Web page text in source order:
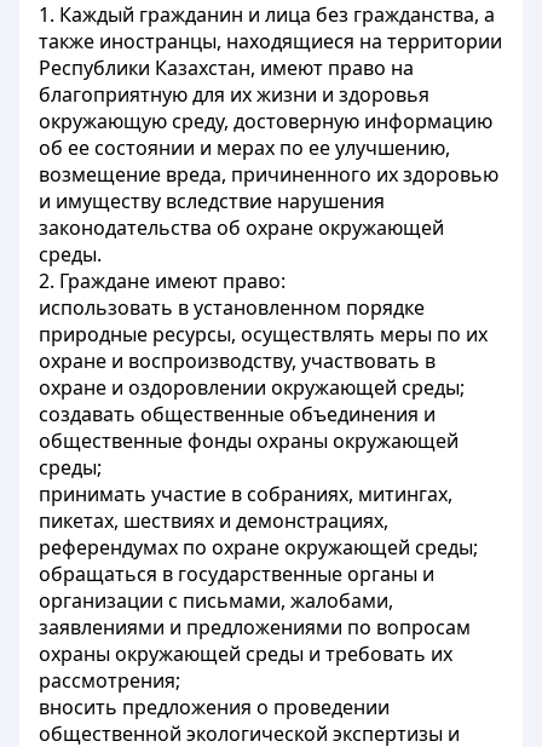
1. Каждый гражданин и лица без гражданства, а
также иностранцы, находящиеся на территории
Республики Казахстан, имеют право на
благоприятную для их жизни и здоровья
окружающую среду, достоверную информацию
об ее состоянии и мерах по ее улучшению,
возмещение вреда, причиненного их здоровью
и имуществу вследствие нарушения
законодательства об охране окружающей
среды.
2. Граждане имеют право:
использовать в установленном порядке
природные ресурсы, осуществлять меры по их
охране и воспроизводству, участвовать в
охране и оздоровлении окружающей среды;
создавать общественные объединения и
общественные фонды охраны окружающей
среды;
принимать участие в собраниях, митингах,
пикетах, шествиях и демонстрациях,
референдумах по охране окружающей среды;
обращаться в государственные органы и
организации с письмами, жалобами,
заявлениями и предложениями по вопросам
охраны окружающей среды и требовать их
рассмотрения;
вносить предложения о проведении
общественной экологической экспертизы и